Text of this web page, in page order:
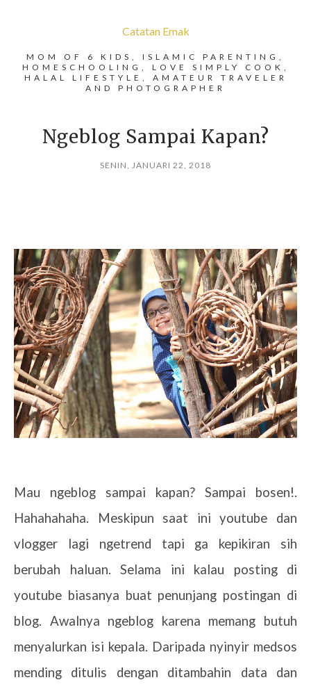
Catatan Emak
MOM OF 6 KIDS, ISLAMIC PARENTING,
HOMESCHOOLING, LOVE SIMPLY COOK,
HALAL LIFESTYLE, AMATEUR TRAVELER
AND PHOTOGRAPHER
Ngeblog Sampai Kapan?
SENIN, JANUARI 22, 2018
Mau ngeblog sampai kapan? Sampai bosen!.
Hahahahaha. Meskipun saat ini youtube dan
vlogger lagi ngetrend tapi ga kepikiran sih
berubah haluan. Selama ini kalau posting di
youtube biasanya buat penunjang postingan di
blog. Awalnya ngeblog karena memang butuh
menyalurkan isi kepala. Daripada nyinyir medsos
mending ditulis dengan ditambahin data dan